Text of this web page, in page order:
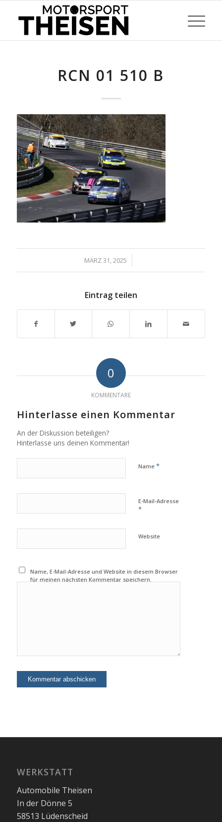
RCN 01 510 B
MÄRZ 31, 2025
/
Eintrag teilen
0
KOMMENTARE
Hinterlasse einen Kommentar
An der Diskussion beteiligen?
Hinterlasse uns deinen Kommentar!
Name *
E-Mail-Adresse
*
Website
Name, E-Mail-Adresse und Website in diesem Browser
für meinen nächsten Kommentar speichern.
WERKSTATT
Automobile Theisen
In der Dönne 5
58513 Lüdenscheid